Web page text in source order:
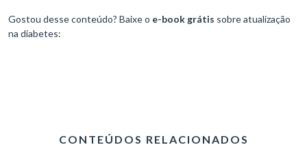
Gostou desse conteúdo? Baixe o e-book grátis sobre atualização
na diabetes:
CONTEÚDOS RELACIONADOS